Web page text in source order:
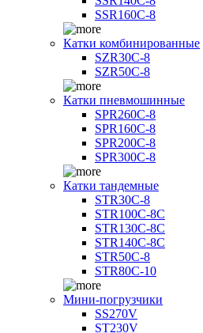
SSR160C-8
Катки комбинированные
SZR30C-8
SZR50C-8
Катки пневмошинные
SPR260C-8
SPR160C-8
SPR200C-8
SPR300C-8
Катки тандемные
STR30C-8
STR100C-8С
STR130C-8С
STR140C-8С
STR50C-8
STR80C-10
Мини-погрузчики
SS270V
ST230V